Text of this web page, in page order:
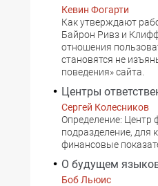
Кевин Фогарти
Как утверждают
Байрон Ривз и
отношения
становятся не
поведения» сайта.
Центры
Сергей Колесников
Определение: Центр
подразделение, для
финансовые
О будущем
Боб Льюис